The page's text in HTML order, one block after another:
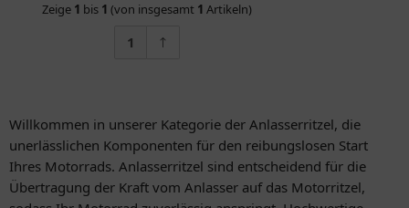
Zeige 1 bis 1 (von insgesamt 1 Artikeln)
1
Willkommen in unserer Kategorie der Anlasserritzel, die
unerlässlichen Komponenten für den reibungslosen Start
Ihres Motorrads. Anlasserritzel sind entscheidend für die
Übertragung der Kraft vom Anlasser auf das Motorritzel,